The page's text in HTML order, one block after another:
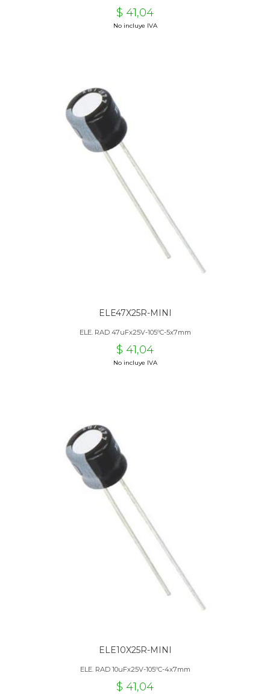
$ 41,04
No incluye IVA
ELE47X25R-MINI
ELE. RAD 47uFx25V-105ºC-5x7mm
$ 41,04
No incluye IVA
ELE10X25R-MINI
ELE. RAD 10uFx25V-105ºC-4x7mm
$ 41,04